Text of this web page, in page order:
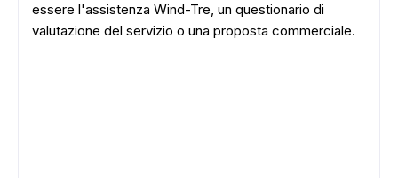
essere l'assistenza Wind-Tre, un questionario di
valutazione del servizio o una proposta commerciale.